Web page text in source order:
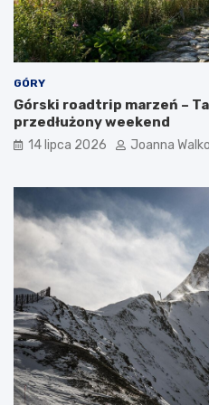
GÓRY
Górski roadtrip marzeń –
przedłużony weekend
14 lipca 2026 Joanna